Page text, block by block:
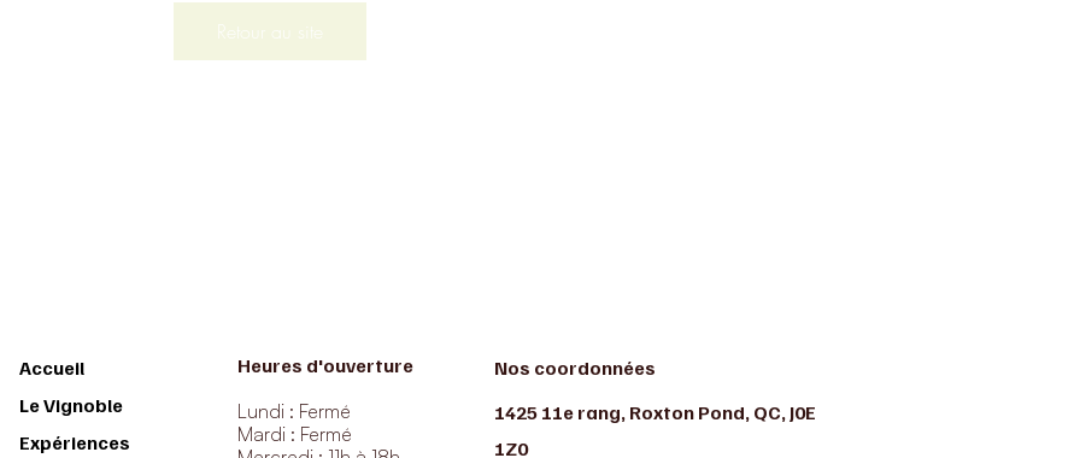
Retour au site
Accueil
Le Vignoble
Expériences
Heures d'ouverture
Lundi : Fermé
Mardi : Fermé
Nos coordonnées
1425 11e rang, Roxton Pond, QC, J0E
1Z0